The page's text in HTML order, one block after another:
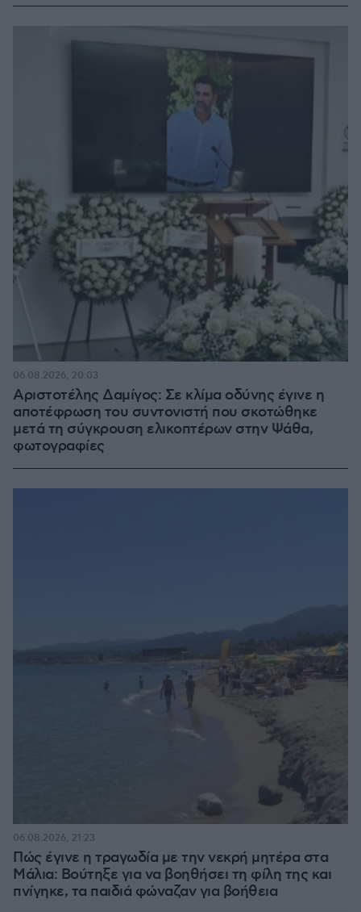
Αριστοτέλης Δαμίγος: Σε κλίμα οδύνης έγινε η
αποτέφρωση του συντονιστή που σκοτώθηκε
μετά τη σύγκρουση ελικοπτέρων στην Ψάθα,
φωτογραφίες
06.08.2026, 20:03
Πώς έγινε η τραγωδία με την νεκρή μητέρα στα
Μάλια: Βούτηξε για να βοηθήσει τη φίλη της και
πνίγηκε, τα παιδιά φώναζαν για βοήθεια
06.08.2026, 21:23